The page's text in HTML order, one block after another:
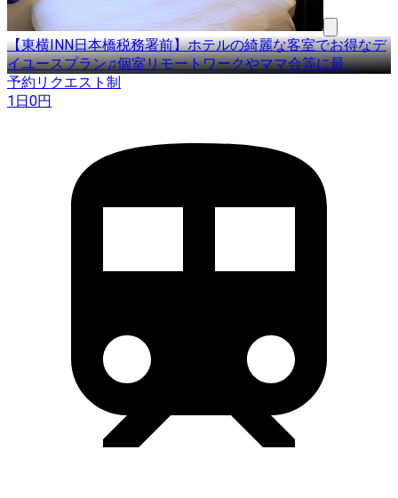
【東横INN日本橋税務署前】ホテルの綺麗な客室でお得なデ
イユースプラン♫個室リモートワークやママ会等に最…
予約リクエスト制
1日0円